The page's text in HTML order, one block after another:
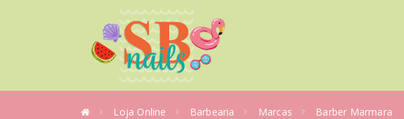
Loja Online Barbearia Marcas Barber Marmara